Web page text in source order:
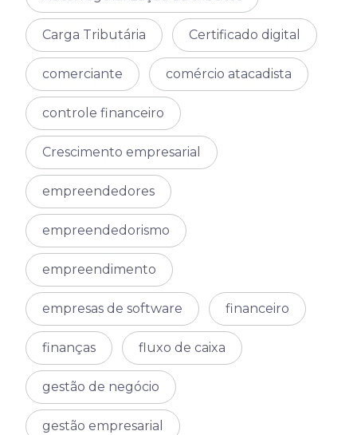
Carga Tributária Certificado digital
comerciante comércio atacadista
controle financeiro
Crescimento empresarial
empreendedores
empreendedorismo
empreendimento
empresas de software financeiro
finanças fluxo de caixa
gestão de negócio
gestão empresarial